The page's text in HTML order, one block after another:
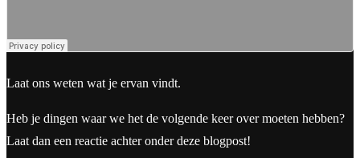
Laat ons weten wat je ervan vindt.
Heb je dingen waar we het de volgende keer over moeten hebben?
Laat dan een reactie achter onder deze blogpost!